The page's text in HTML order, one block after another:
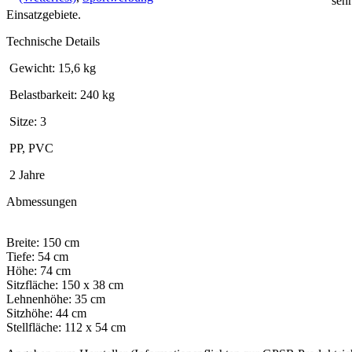
Einsatzgebiete.
Technische Details
Gewicht: 15,6 kg
Belastbarkeit: 240 kg
Sitze: 3
PP, PVC
2 Jahre
Abmessungen
Breite: 150 cm
Tiefe: 54 cm
Höhe: 74 cm
Sitzfläche: 150 x 38 cm
Lehnenhöhe: 35 cm
Sitzhöhe: 44 cm
Stellfläche: 112 x 54 cm